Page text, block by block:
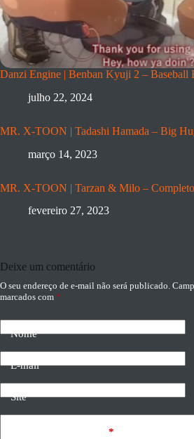
Danzi Engine | Benban Kyuji 2 – Baseball
julho 22, 2024
MR. X-TOON | Tadashi Hamada – Big
março 14, 2023
MR. X-TOON | Tarzan & Milo – Completo
fevereiro 27, 2023
Deixe um comentário
O seu endereço de e-mail não será publicado.
marcados com *
Nome
E-mail
Site
*